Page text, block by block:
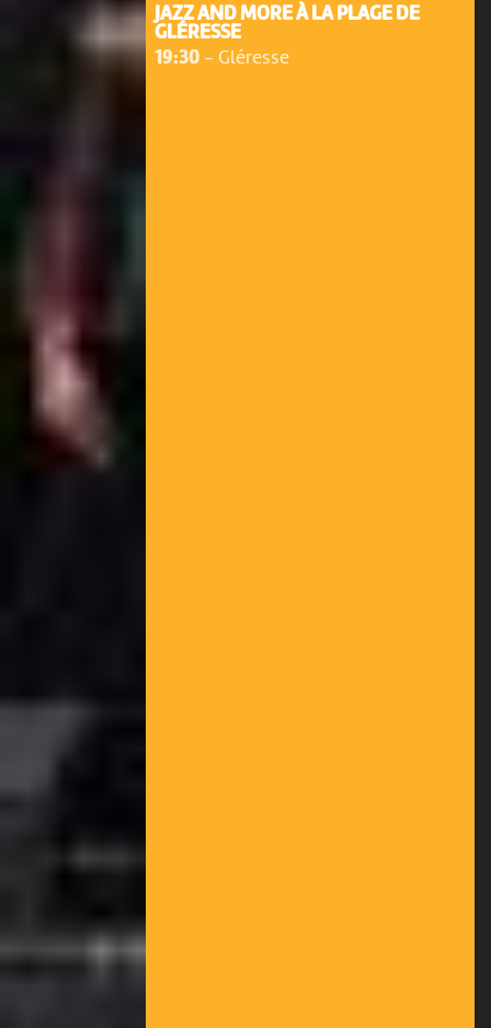
JAZZ AND MORE À LA PLAGE DE
GLÉRESSE
19:30- Gléresse